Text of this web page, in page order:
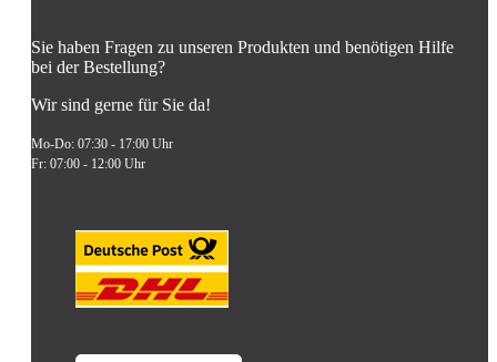
Sie haben Fragen zu unseren Produkten und benötigen Hilfe
bei der Bestellung?
Wir sind gerne für Sie da!
Mo-Do: 07:30 - 17:00 Uhr
Fr: 07:00 - 12:00 Uhr